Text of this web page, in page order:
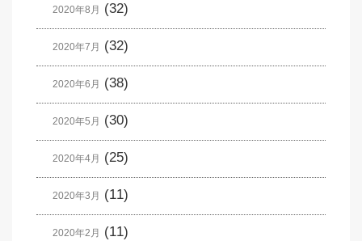
2020年8月 (32)
2020年7月 (32)
2020年6月 (38)
2020年5月 (30)
2020年4月 (25)
2020年3月 (11)
2020年2月 (11)